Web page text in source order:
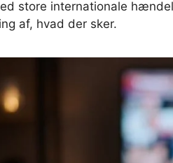
store internationale
af, hvad der sker.